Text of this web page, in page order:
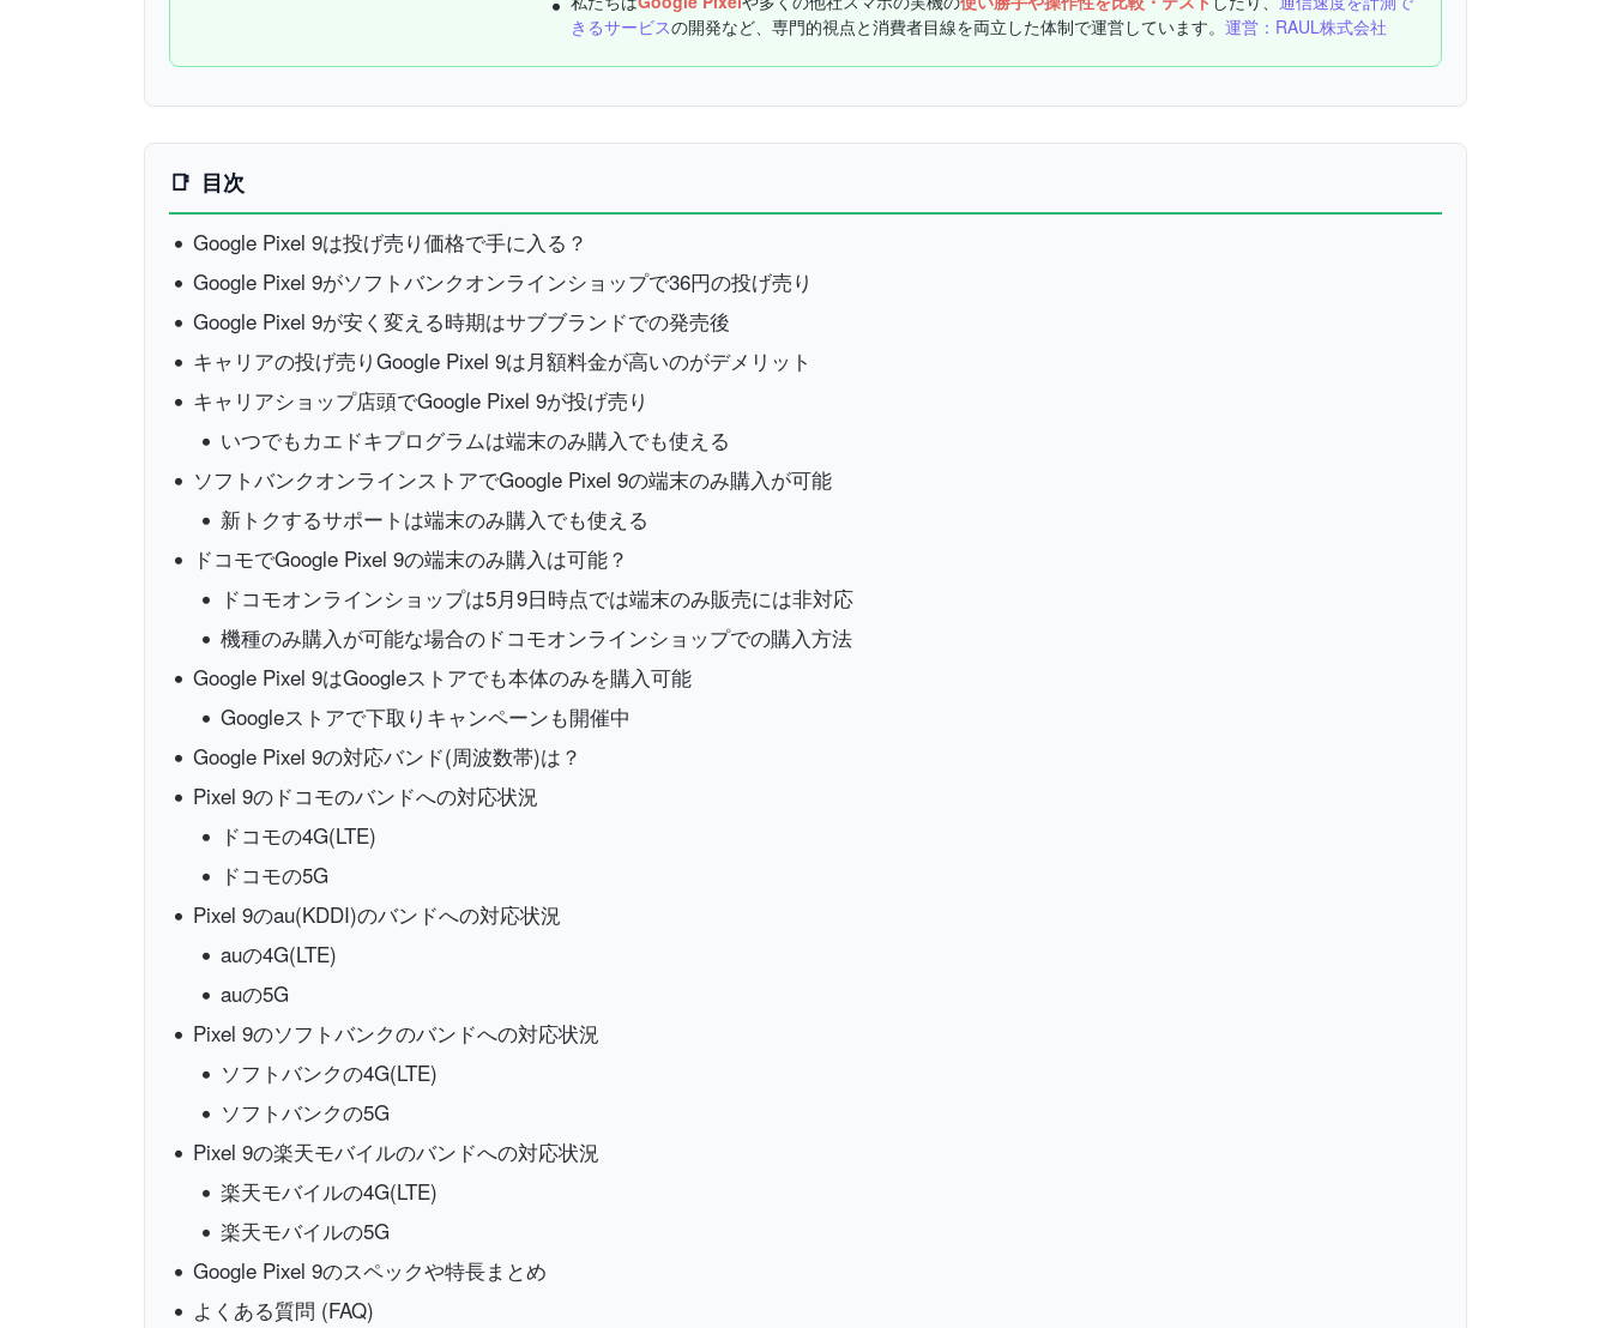
きるサービスの開発など、専門的視点と消費者目線を両立した体制で運営しています。 運営：RAUL株式会社
目次
Google Pixel 9は投げ売り価格で手に入る？
Google Pixel 9がソフトバンクオンラインショップで36円の投げ売り
Google Pixel 9が安く変える時期はサブブランドでの発売後
キャリアの投げ売りGoogle Pixel 9は月額料金が高いのがデメリット
キャリアショップ店頭でGoogle Pixel 9が投げ売り
いつでもカエドキプログラムは端末のみ購入でも使える
ソフトバンクオンラインストアでGoogle Pixel 9の端末のみ購入が可能
新トクするサポートは端末のみ購入でも使える
ドコモでGoogle Pixel 9の端末のみ購入は可能？
ドコモオンラインショップは5月9日時点では端末のみ販売には非対応
機種のみ購入が可能な場合のドコモオンラインショップでの購入方法
Google Pixel 9はGoogleストアでも本体のみを購入可能
Googleストアで下取りキャンペーンも開催中
Google Pixel 9の対応バンド(周波数帯)は？
Pixel 9のドコモのバンドへの対応状況
ドコモの4G(LTE)
ドコモの5G
Pixel 9のau(KDDI)のバンドへの対応状況
auの4G(LTE)
auの5G
Pixel 9のソフトバンクのバンドへの対応状況
ソフトバンクの4G(LTE)
ソフトバンクの5G
Pixel 9の楽天モバイルのバンドへの対応状況
楽天モバイルの4G(LTE)
楽天モバイルの5G
Google Pixel 9のスペックや特長まとめ
よくある質問 (FAQ)